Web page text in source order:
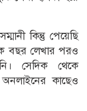
কিন্তু পেয়েছি
বছর লেখার পরও
সেদিক থেকে
কাছেও